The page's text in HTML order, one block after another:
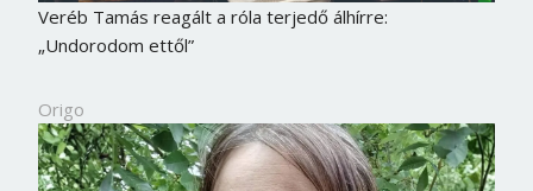
Veréb Tamás reagált a róla terjedő álhírre:
„Undorodom ettől”
Origo